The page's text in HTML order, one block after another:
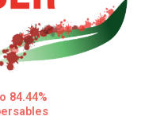
84.44%